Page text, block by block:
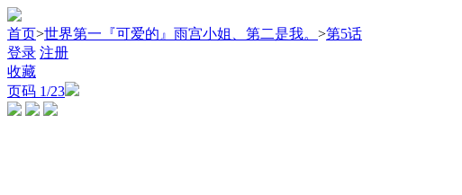
首页>世界第一『可爱的』雨宫小姐、第二是我。 >第5话
登录 注册
收藏
页码 1/23